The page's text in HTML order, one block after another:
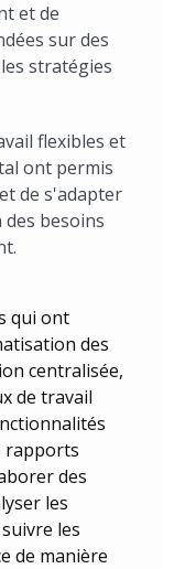
et de
sur des
stratégies
flexibles et
ont permis
de s'adapter
besoins
qui ont
des
centralisée,
de travail
rapports
des
les
les
de manière